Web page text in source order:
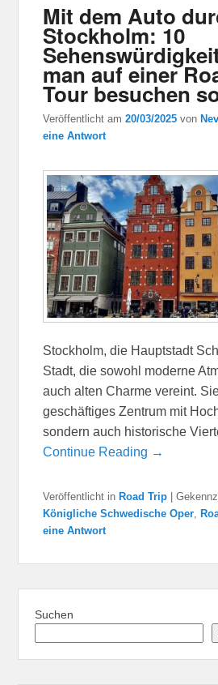
Mit dem Auto
Stockholm: 10
man auf einer
Tour besuchen
Veröffentlicht am20/03/2025 von
eine Antwort
Stockholm, die Hauptstadt
Stadt, die sowohl moderne
auch alten Charme vereint.
geschäftiges Zentrum mit
sondern auch historische
Continue Reading →
Veröffentlicht in Road Trip |
Königliche Schwedische Oper,
eine Antwort
Suchen